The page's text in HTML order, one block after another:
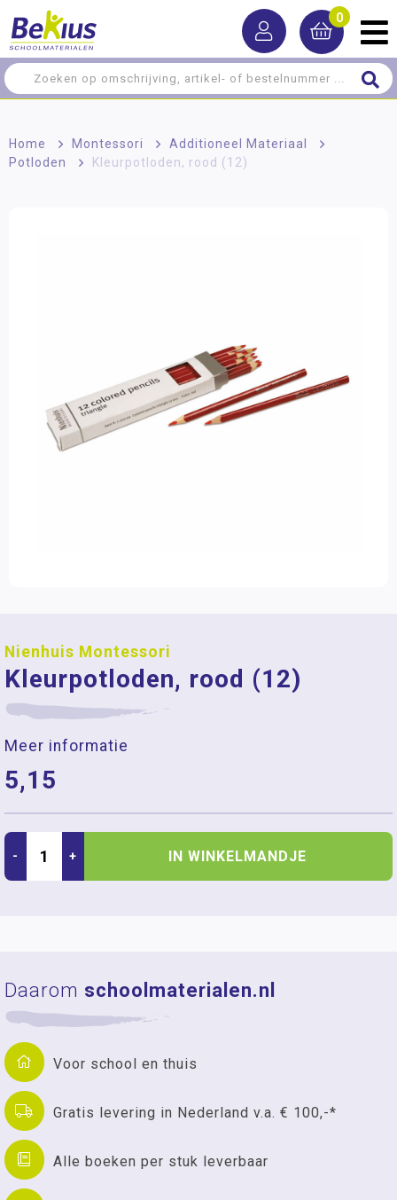
0
Home > Montessori > Additioneel Materiaal
>
Potloden
> Kleurpotloden, rood (12)
Nienhuis Montessori
Kleurpotloden, rood (12)
Meer informatie
5,15
- + IN WINKELMANDJE
Daarom schoolmaterialen.nl
Voor school en thuis
Gratis levering in Nederland v.a. € 100,-*
Alle boeken per stuk leverbaar